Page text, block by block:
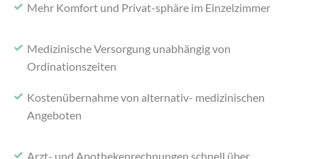
Mehr Komfort und Privat-sphäre im Einzelzimmer
Medizinische Versorgung unabhängig von
Ordinationszeiten
Kostenübernahme von alternativ- medizinischen
Angeboten
Arzt- und Apothekenrechnungen schnell über